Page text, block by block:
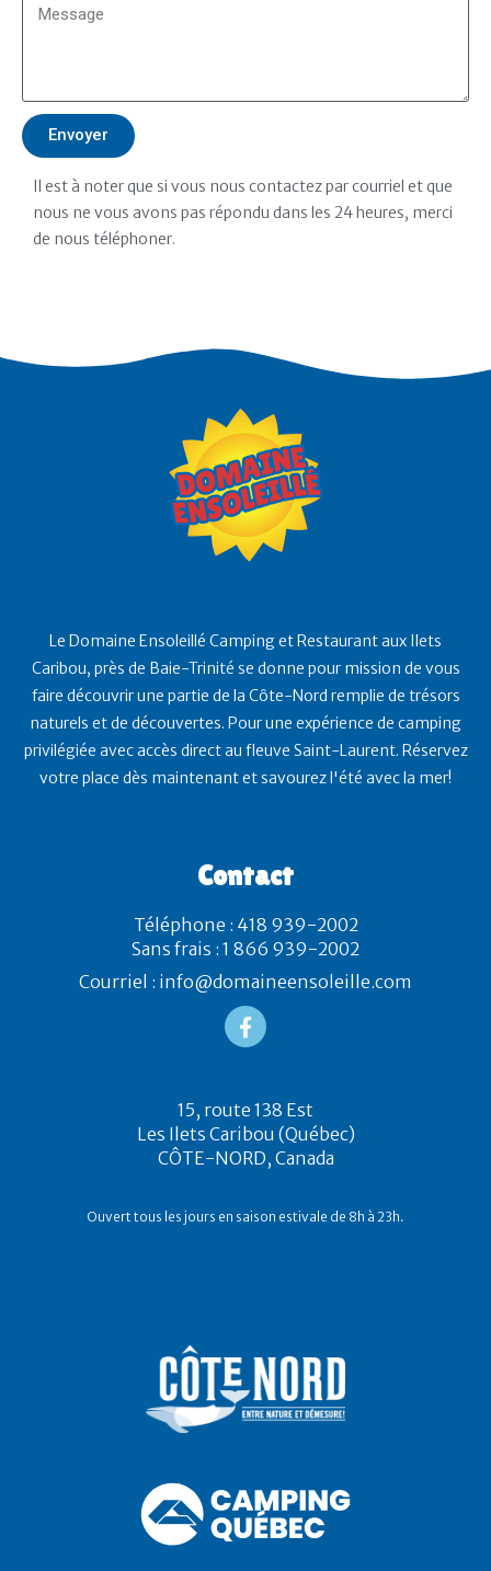
Envoyer
Il est à noter que si vous nous contactez par courriel et que
nous ne vous avons pas répondu dans les 24 heures, merci
de nous téléphoner.
Le Domaine Ensoleillé Camping et Restaurant aux Ilets
Caribou, près de Baie-Trinité se donne pour mission de vous
faire découvrir une partie de la Côte-Nord remplie de trésors
naturels et de découvertes. Pour une expérience de camping
privilégiée avec accès direct au fleuve Saint-Laurent. Réservez
votre place dès maintenant et savourez l'été avec la mer!
Contact
Téléphone : 418 939-2002
Sans frais : 1 866 939-2002
Courriel : info@domaineensoleille.com
15, route 138 Est
Les Ilets Caribou (Québec)
CÔTE-NORD, Canada
Ouvert tous les jours en saison estivale de 8h à 23h.